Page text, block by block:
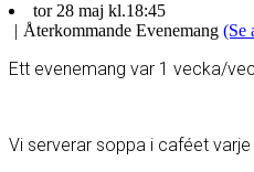
tor 28 maj kl.18:45
| Återkommande Evenemang (Se
Ett evenemang var 1 vecka/
Vi serverar soppa i caféet